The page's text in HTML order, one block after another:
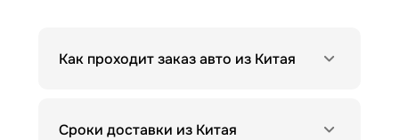
Как проходит заказ авто из Китая
Сроки доставки из Китая